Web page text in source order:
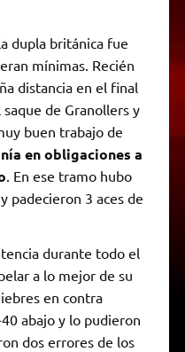
dupla británica fue
mínimas. Recién
distancia en el final
de Granollers y
buen trabajo de
en obligaciones a
. En ese tramo hubo
padecieron 3 aces de
durante todo el
a lo mejor de su
en contra
abajo y lo pudieron
dos errores de los